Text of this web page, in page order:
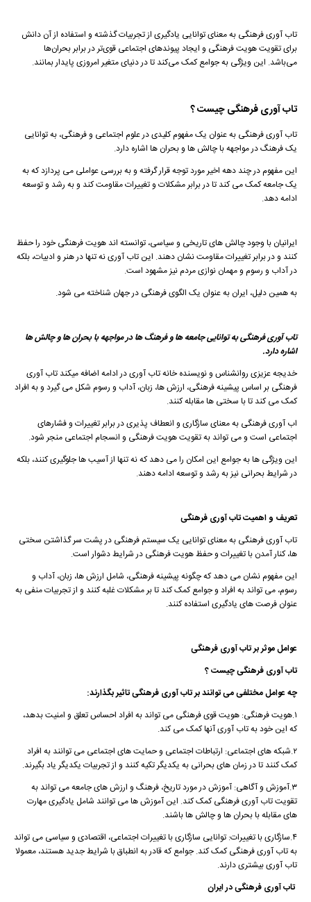
تاب آوری فرهنگی به معنای توانایی یادگیری از تجربیات گذشته و استفاده از آن دانش
برای تقویت هویت فرهنگی و ایجاد پیوندهای اجتماعی قوی‌تر در برابر بحران‌ها
می‌باشد. این ویژگی به جوامع کمک می‌کند تا در دنیای متغیر امروزی پایدار بمانند.
تاب آوری فرهنگی چیست ؟
تاب آوری فرهنگی به عنوان یک مفهوم کلیدی در علوم اجتماعی و فرهنگی، به توانایی
یک فرهنگ در مواجهه با چالش ها و بحران ها اشاره دارد.
این مفهوم در چند دهه اخیر مورد توجه قرار گرفته و به بررسی عواملی می پردازد که به
یک جامعه کمک می کند تا در برابر مشکلات و تغییرات مقاومت کند و به رشد و توسعه
ادامه دهد.
ایرانیان با وجود چالش های تاریخی و سیاسی، توانسته اند هویت فرهنگی خود را حفظ
کنند و در برابر تغییرات مقاومت نشان دهند. این تاب آوری نه تنها در هنر و ادبیات، بلکه
در آداب و رسوم و مهمان نوازی مردم نیز مشهود است.
به همین دلیل، ایران به عنوان یک الگوی فرهنگی در جهان شناخته می شود.
تاب آوری فرهنگی به توانایی جامعه ها و فرهنگ ها در مواجهه با بحران ها و چالش ها
اشاره دارد.
خدیجه عزیزی روانشناس و نویسنده خانه تاب آوری در ادامه اضافه میکند تاب آوری
فرهنگی بر اساس پیشینه فرهنگی، ارزش ها، زبان، آداب و رسوم شکل می گیرد و به افراد
کمک می کند تا با سختی ها مقابله کنند.
اب آوری فرهنگی به معنای سازگاری و انعطاف پذیری در برابر تغییرات و فشارهای
اجتماعی است و می تواند به تقویت هویت فرهنگی و انسجام اجتماعی منجر شود.
این ویژگی ها به جوامع این امکان را می دهد که نه تنها از آسیب ها جلوگیری کنند، بلکه
در شرایط بحرانی نیز به رشد و توسعه ادامه دهند.
تعریف و اهمیت تاب آوری فرهنگی
تاب آوری فرهنگی به معنای توانایی یک سیستم فرهنگی در پشت سر گذاشتن سختی
ها، کنار آمدن با تغییرات و حفظ هویت فرهنگی در شرایط دشوار است.
این مفهوم نشان می دهد که چگونه پیشینه فرهنگی، شامل ارزش ها، زبان، آداب و
رسوم، می تواند به افراد و جوامع کمک کند تا بر مشکلات غلبه کنند و از تجربیات منفی به
عنوان فرصت های یادگیری استفاده کنند.
عوامل موثر بر تاب آوری فرهنگی
تاب آوری فرهنگی چیست ؟
چه عوامل مختلفی می توانند بر تاب آوری فرهنگی تاثیر بگذارند:
۱.هویت فرهنگی: هویت قوی فرهنگی می تواند به افراد احساس تعلق و امنیت بدهد،
که این خود به تاب آوری آنها کمک می کند.
۲.شبکه های اجتماعی: ارتباطات اجتماعی و حمایت های اجتماعی می توانند به افراد
کمک کنند تا در زمان های بحرانی به یکدیگر تکیه کنند و از تجربیات یکدیگر یاد بگیرند.
۳.آموزش و آگاهی: آموزش در مورد تاریخ، فرهنگ و ارزش های جامعه می تواند به
تقویت تاب آوری فرهنگی کمک کند. این آموزش ها می توانند شامل یادگیری مهارت
های مقابله با بحران ها و چالش ها باشند.
۴.سازگاری با تغییرات: توانایی سازگاری با تغییرات اجتماعی، اقتصادی و سیاسی می تواند
به تاب آوری فرهنگی کمک کند. جوامع که قادر به انطباق با شرایط جدید هستند، معمولا
تاب آوری بیشتری دارند.
تاب آوری فرهنگی در ایران